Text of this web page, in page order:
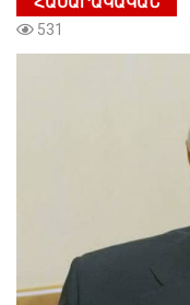
531